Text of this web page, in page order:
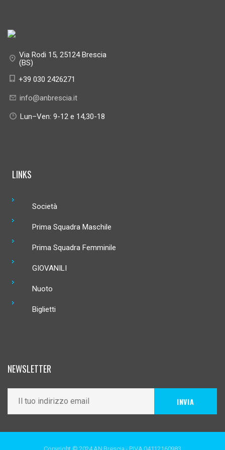
Via Rodi 15, 25124 Brescia
(BS)
+39 030 2426271
info@anbrescia.it
Lun–Ven: 9-12 e 14,30-18
LINKS
Società
Prima Squadra Maschile
Prima Squadra Femminile
GIOVANILI
Nuoto
Biglietti
NEWSLETTER